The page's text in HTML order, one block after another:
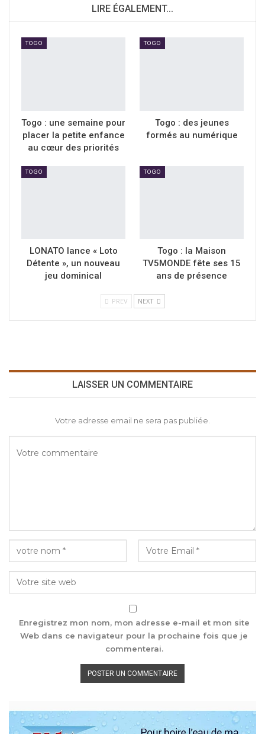
LIRE ÉGALEMENT...
TOGO
Togo : une semaine pour
placer la petite enfance
au cœur des priorités
TOGO
Togo : des jeunes
formés au numérique
TOGO
LONATO lance « Loto
Détente », un nouveau
jeu dominical
TOGO
Togo : la Maison
TV5MONDE fête ses 15
ans de présence
PREV NEXT
LAISSER UN COMMENTAIRE
Votre adresse email ne sera pas publiée.
Enregistrez mon nom, mon adresse e-mail et mon site
Web dans ce navigateur pour la prochaine fois que je
commenterai.